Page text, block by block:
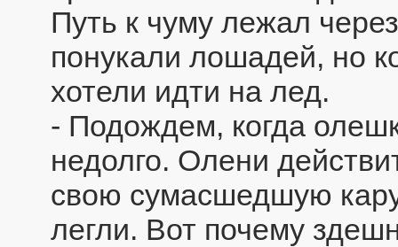
Путь к чуму лежал
понукали лошадей, но
хотели идти на лед.
- Подождем, когда
недолго. Олени
свою сумасшедшую
легли. Вот почему